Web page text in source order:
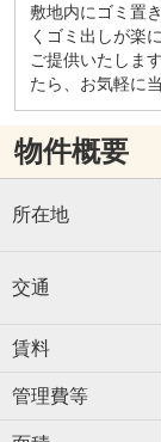
敷地内にゴミ置
くゴミ出しが楽
ご提供いたしま
たら、お気軽に
物件概要
所在地
交通
賃料
管理費等